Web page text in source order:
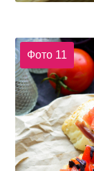
Фото 11